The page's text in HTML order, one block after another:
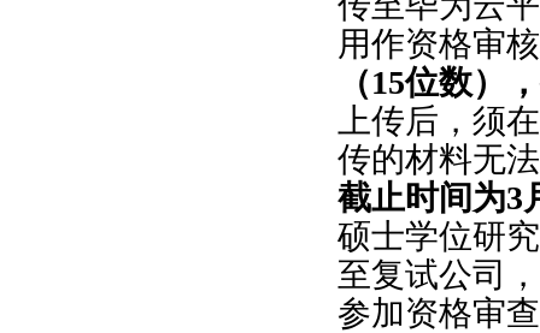
用作资格审
（15位数）
上传后，须
传的材料无
截止时间为3
硕士学位研
至复试公司
参加资格审